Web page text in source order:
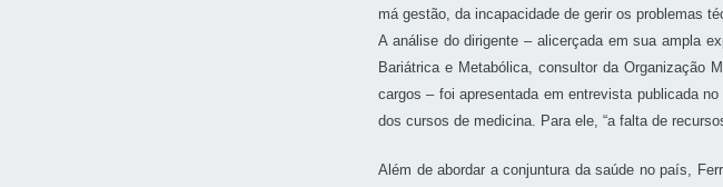
má gestão, da incapacidade de gerir os problemas
A análise do dirigente – alicerçada em sua ampla
Bariátrica e Metabólica, consultor da Organização
cargos – foi apresentada em entrevista publicada
dos cursos de medicina. Para ele, “a falta de
Além de abordar a conjuntura da saúde no país,